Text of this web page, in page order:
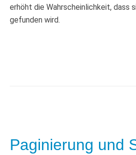
erhöht die Wahrscheinlichkeit, dass
gefunden wird.
Paginierung und